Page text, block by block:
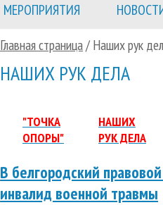
МЕРОПРИЯТИЯ
Главная страница/ Наших рук
НАШИХ РУК ДЕЛА
"ТОЧКА
ОПОРЫ"
НАШИХ
РУК ДЕЛА
В белгородский
инвалид военной травмы